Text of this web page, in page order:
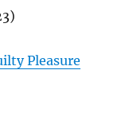
Pleasure